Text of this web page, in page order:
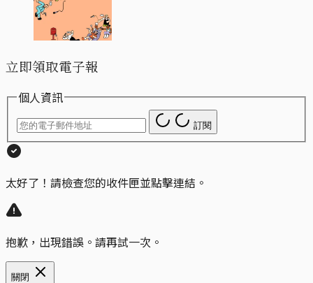
立即領取電子報
個人資訊
訂閱
太好了！請檢查您的收件匣並點擊連結。
抱歉，出現錯誤。請再試一次。
關閉